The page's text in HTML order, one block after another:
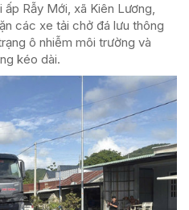
Rẫy Mới, xã Kiên Lương,
các xe tải chở đá lưu thông
ô nhiễm môi trường và
kéo dài.